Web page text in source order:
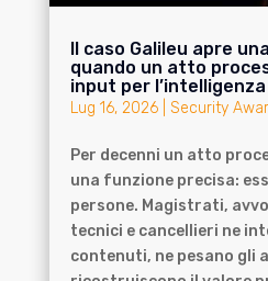
Il caso Galileu apre
quando un atto
input per
Lug 16, 2026| Security
Per decenni un atto
una funzione precisa:
persone. Magistrati,
tecnici e cancellieri ne
contenuti, ne pesano gli